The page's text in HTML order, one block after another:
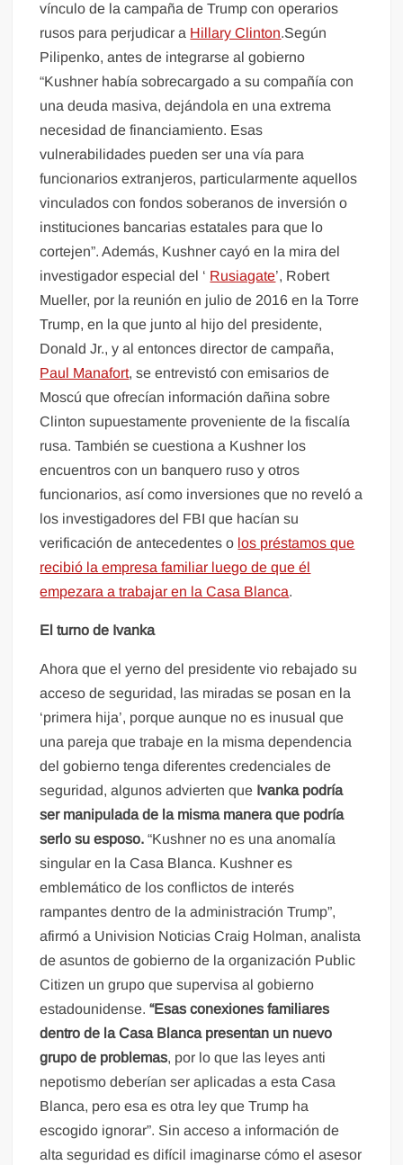
vínculo de la campaña de Trump con operarios
rusos para perjudicar a Hillary Clinton.Según
Pilipenko, antes de integrarse al gobierno
“Kushner había sobrecargado a su compañía con
una deuda masiva, dejándola en una extrema
necesidad de financiamiento. Esas
vulnerabilidades pueden ser una vía para
funcionarios extranjeros, particularmente aquellos
vinculados con fondos soberanos de inversión o
instituciones bancarias estatales para que lo
cortejen”. Además, Kushner cayó en la mira del
investigador especial del ‘ Rusiagate’, Robert
Mueller, por la reunión en julio de 2016 en la Torre
Trump, en la que junto al hijo del presidente,
Donald Jr., y al entonces director de campaña,
Paul Manafort, se entrevistó con emisarios de
Moscú que ofrecían información dañina sobre
Clinton supuestamente proveniente de la fiscalía
rusa. También se cuestiona a Kushner los
encuentros con un banquero ruso y otros
funcionarios, así como inversiones que no reveló a
los investigadores del FBI que hacían su
verificación de antecedentes o los préstamos que
recibió la empresa familiar luego de que él
empezara a trabajar en la Casa Blanca.
El turno de Ivanka
Ahora que el yerno del presidente vio rebajado su
acceso de seguridad, las miradas se posan en la
‘primera hija’, porque aunque no es inusual que
una pareja que trabaje en la misma dependencia
del gobierno tenga diferentes credenciales de
seguridad, algunos advierten que Ivanka podría
ser manipulada de la misma manera que podría
serlo su esposo. “Kushner no es una anomalía
singular en la Casa Blanca. Kushner es
emblemático de los conflictos de interés
rampantes dentro de la administración Trump”,
afirmó a Univision Noticias Craig Holman, analista
de asuntos de gobierno de la organización Public
Citizen un grupo que supervisa al gobierno
estadounidense.“Esas conexiones familiares
dentro de la Casa Blanca presentan un nuevo
grupo de problemas, por lo que las leyes anti
nepotismo deberían ser aplicadas a esta Casa
Blanca, pero esa es otra ley que Trump ha
escogido ignorar”. Sin acceso a información de
alta seguridad es difícil imaginarse cómo el asesor